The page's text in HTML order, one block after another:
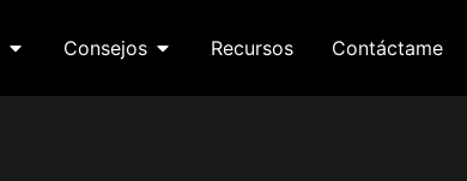
Consejos Recursos Contáctame